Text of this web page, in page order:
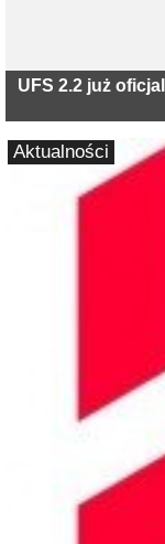
UFS 2.2 już
Aktualności